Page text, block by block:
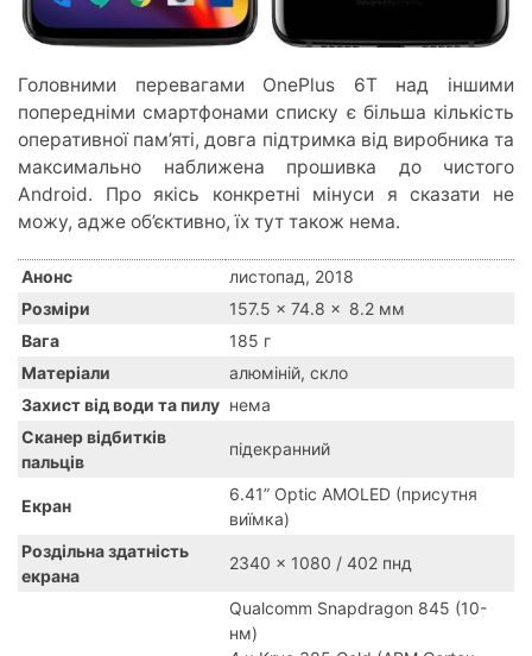
Головними перевагами OnePlus 6T над іншими
попередніми смартфонами списку є більша кількість
оперативної пам’яті, довга підтримка від виробника та
максимально наближена прошивка до чистого
Android. Про якісь конкретні мінуси я сказати не
можу, адже об’єктивно, їх тут також нема.
Анонс
листопад, 2018
Розміри
157.5 x 74.8 x 8.2 мм
Вага
185 г
Матеріали
алюміній, скло
Захист від води та пилу нема
Сканер відбитків
пальців
підекранний
Екран
6.41” Optic AMOLED (присутня
виїмка)
Роздільна здатність
екрана
2340 x 1080 / 402 пнд
Qualcomm Snapdragon 845 (10-
нм)